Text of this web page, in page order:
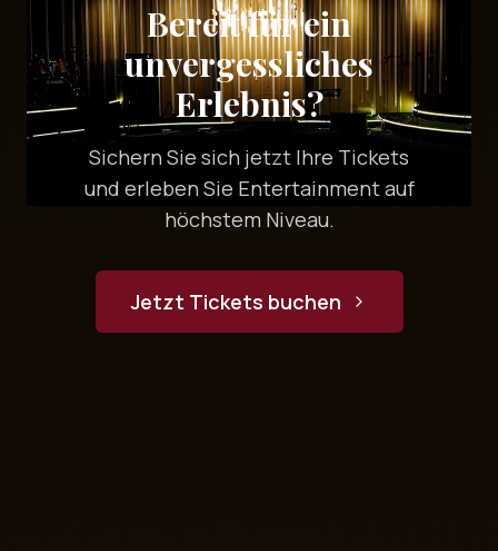
Bereit für ein
unvergessliches
Erlebnis?
Sichern Sie sich jetzt Ihre Tickets
und erleben Sie Entertainment auf
höchstem Niveau.
Jetzt Tickets buchen